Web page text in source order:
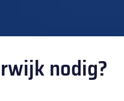
nodig?